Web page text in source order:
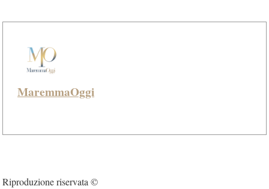
MaremmaOggi
Riproduzione riservata ©